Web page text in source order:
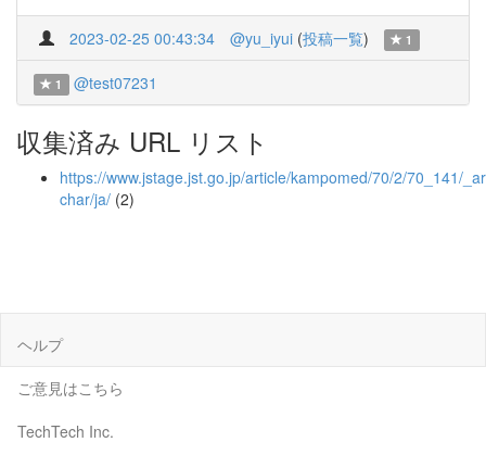
2023-02-25 00:43:34 @yu_iyui (投稿一覧) 1
1 @test07231
収集済み URL リスト
https://www.jstage.jst.go.jp/article/kampomed/70/2/70_141/
char/ja/ (2)
ヘルプ
ご意見はこちら
TechTech Inc.